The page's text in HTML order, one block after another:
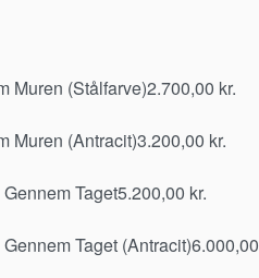
Muren (Stålfarve)2.700,00 kr.
Muren (Antracit)3.200,00 kr.
Taget5.200,00 kr.
Taget (Antracit)6.000,00